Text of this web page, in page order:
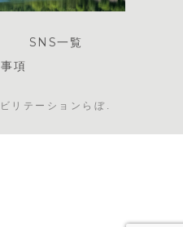
SNS一覧
項
リテーションらぼ.